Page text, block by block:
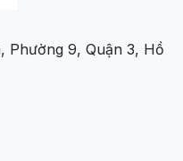
Phường 9, Quận 3, Hồ